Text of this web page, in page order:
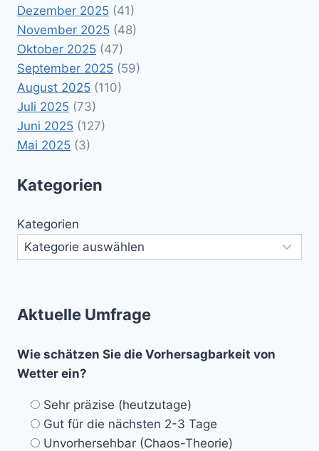
Dezember 2025 (41)
November 2025 (48)
Oktober 2025 (47)
September 2025 (59)
August 2025 (110)
Juli 2025 (73)
Juni 2025 (127)
Mai 2025 (3)
Kategorien
Kategorien
Aktuelle Umfrage
Wie schätzen Sie die Vorhersagbarkeit von
Wetter ein?
Sehr präzise (heutzutage)
Gut für die nächsten 2-3 Tage
Unvorhersehbar (Chaos-Theorie)